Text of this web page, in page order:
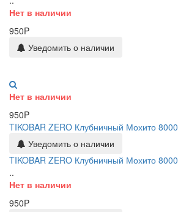
Нет в наличии
950P
Уведомить о наличии
Нет в наличии
950P
TIKOBAR ZERO Клубничный Мохито 8000
Уведомить о наличии
TIKOBAR ZERO Клубничный Мохито 8000
..
Нет в наличии
950P